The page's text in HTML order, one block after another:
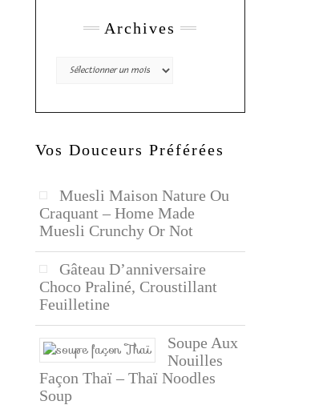
Archives
Archives
Vos Douceurs Préférées
Muesli Maison Nature Ou
Craquant – Home Made
Muesli Crunchy Or Not
Gâteau D’anniversaire
Choco Praliné, Croustillant
Feuilletine
Soupe Aux
Nouilles
Façon Thaï – Thaï Noodles
Soup